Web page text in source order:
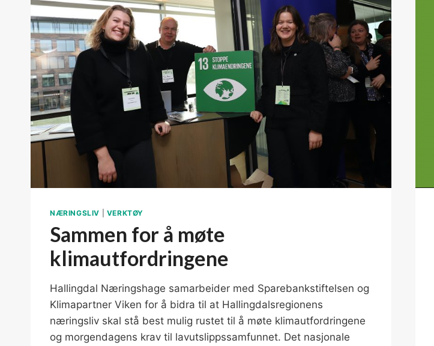
NÆRINGSLIV VERKTØY
Sammen for å møte
klimautfordringene
Hallingdal Næringshage samarbeider med Sparebankstiftelsen og
Klimapartner Viken for å bidra til at Hallingdalsregionens
næringsliv skal stå best mulig rustet til å møte klimautfordringene
og morgendagens krav til lavutslippssamfunnet. Det nasjonale